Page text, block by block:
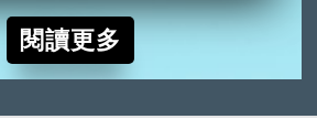
閱讀更多